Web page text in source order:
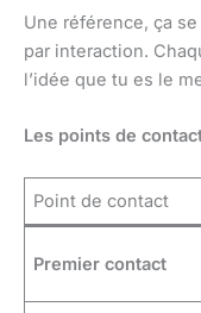
Une référence, ça
par interaction.
l’idée que tu es le
Les points de
Point de contact
Premier contact